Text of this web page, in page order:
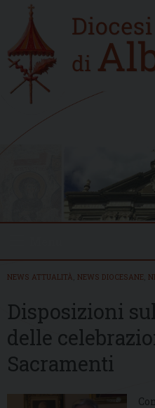
content
Home
new
NEWS ATTUALITÀ NEWS DIOCESANE
Disposizioni
delle
Sacramenti